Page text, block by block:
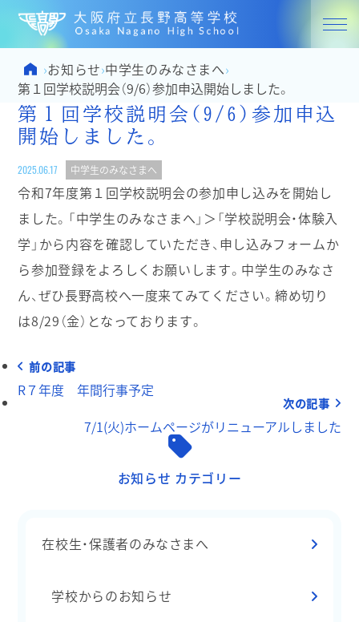
大阪府
Home
›お知らせ›中学生のみなさまへ›
第１回学校説明会（9/6）参加申込開始しました。
第１回学校説明会（9/6）参加申込
開始しました。
2025.06.17 中学生のみなさまへ
令和7年度第１回学校説明会の参加申し込みを開始し
ました。「中学生のみなさまへ」＞「学校説明会・体験入
学」から内容を確認していただき、申し込みフォームか
ら参加登録をよろしくお願いします。中学生のみなさ
ん、ぜひ長野高校へ一度来てみてください。締め切り
は8/29（金）となっております。
前の記事
R７年度 年間行事予定
次の記事
7/1(火)ホームページがリニューアルしました
お知らせ カテゴリー
在校生・保護者のみなさまへ
学校からのお知らせ